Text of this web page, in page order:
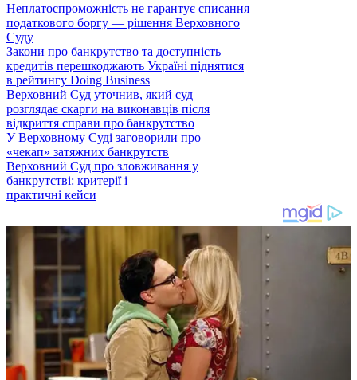
Неплатоспроможність не гарантує списання
податкового боргу — рішення Верховного
Суду
Закони про банкрутство та доступність
кредитів перешкоджають Україні піднятися
в рейтингу Doing Business
Верховний Суд уточнив, який суд
розглядає скарги на виконавців після
відкриття справи про банкрутство
У Верховному Суді заговорили про
«чекап» затяжних банкрутств
Верховний Суд про зловживання у
банкрутстві: критерії і
практичні кейси